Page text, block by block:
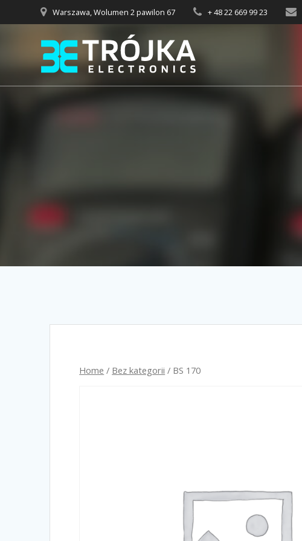
do
Warszawa, Wolumen 2 pawilon 67 + 48 22 669 99 23
Home / Bez kategorii / BS 170